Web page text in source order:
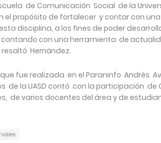
de Comunicación Social de la
el propósito de fortalecer y contar con
disciplina, a los fines de poder
con una herramienta de
Hernández.
fue realizada en el Paraninfo Andrés
de la UASD contó con la participación de
de varios docentes del área y de